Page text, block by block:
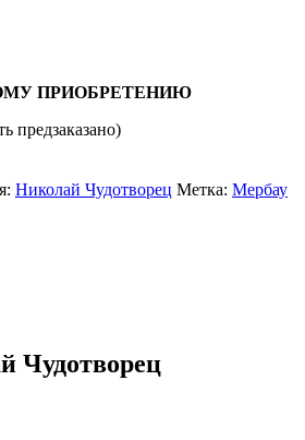
ПРИОБРЕТЕНИЮ
предзаказано)
Николай Чудотворец Метка: Мербау
Чудотворец